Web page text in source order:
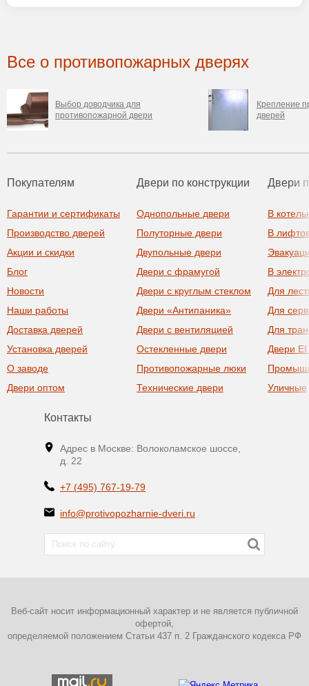
Все о противопожарных дверях
Выбор доводчика для
противопожарной двери
Крепление
дверей
Покупателям
Гарантии и сертификаты
Производство дверей
Акции и скидки
Блог
Новости
Наши работы
Доставка дверей
Установка дверей
О заводе
Двери оптом
Двери по конструкции
Однопольные двери
Полуторные двери
Двупольные двери
Двери с фрамугой
Двери с круглым стеклом
Двери «Антипаника»
Двери с вентиляцией
Остекленные двери
Противопожарные люки
Технические двери
Двери
В
В
В
Для
Для
Для
Двери
Уличные
Контакты
Адрес в Москве: Волоколамское шоссе,
д. 22
+7 (495) 767-19-79
info@protivopozharnie-dveri.ru
Веб-сайт носит информационный характер и не является публичной
офертой,
определяемой положением Статьи 437 п. 2 Гражданского кодекса РФ